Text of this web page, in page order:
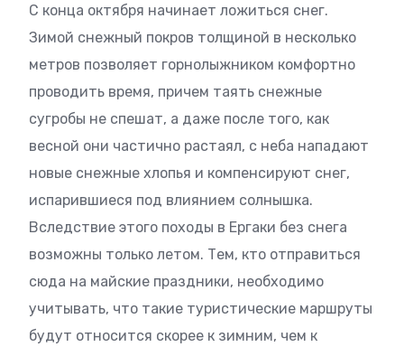
С конца октября начинает ложиться снег.
Зимой снежный покров толщиной в несколько
метров позволяет горнолыжником комфортно
проводить время, причем таять снежные
сугробы не спешат, а даже после того, как
весной они частично растаял, с неба нападают
новые снежные хлопья и компенсируют снег,
испарившиеся под влиянием солнышка.
Вследствие этого походы в Ергаки без снега
возможны только летом. Тем, кто отправиться
сюда на майские праздники, необходимо
учитывать, что такие туристические маршруты
будут относится скорее к зимним, чем к